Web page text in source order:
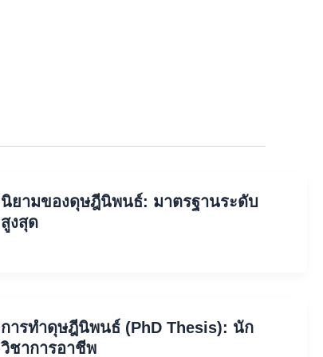
นิยามของดุษฎีนิพนธ์: มาตรฐานระดับ
สูงสุด
การทำดุษฎีนิพนธ์ (PhD Thesis): นัก
วิชาการอาชีพ